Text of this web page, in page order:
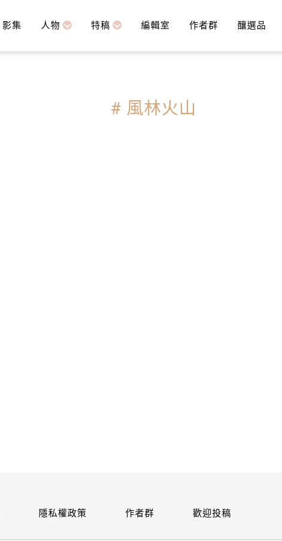
影集 人物 特稿 編輯室 作者群 釀選品
# 風林火山
隱私權政策 作者群 歡迎投稿